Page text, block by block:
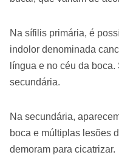
Na sífilis primária, é
indolor denominada
língua e no céu da
secundária.
Na secundária,
boca e múltiplas lesões
demoram para cicatrizar.